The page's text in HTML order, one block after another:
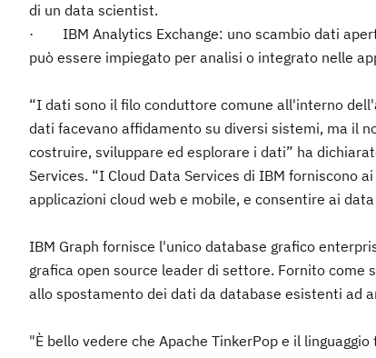
di un data scientist.
· IBM Analytics Exchange: uno scambio dati
può essere impiegato per analisi o integrato nelle
“I dati sono il filo conduttore comune all'interno
dati facevano affidamento su diversi sistemi, ma il
costruire, sviluppare ed esplorare i dati” ha
Services. “I Cloud Data Services di IBM forniscono
applicazioni cloud web e mobile, e consentire ai
IBM Graph fornisce l'unico database grafico
grafica open source leader di settore. Fornito
allo spostamento dei dati da database esistenti ad
"È bello vedere che Apache TinkerPop e il